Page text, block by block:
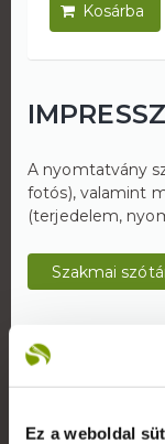
Ez a weboldal
A nyomtatvány
fotós), valamint
(terjedelem,
Szakmai
Rólunk